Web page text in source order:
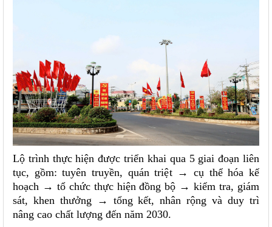
Lộ trình thực hiện được triển khai qua 5 giai đoạn liên
tục, gồm: tuyên truyền, quán triệt → cụ thể hóa kế
hoạch → tổ chức thực hiện đồng bộ → kiểm tra, giám
sát, khen thưởng → tổng kết, nhân rộng và duy trì
nâng cao chất lượng đến năm 2030.